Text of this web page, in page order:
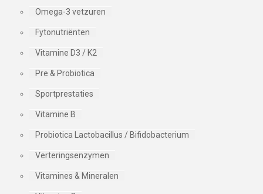
Omega-3 vetzuren
Fytonutriënten
Vitamine D3 / K2
Pre & Probiotica
Sportprestaties
Vitamine B
Probiotica Lactobacillus / Bifidobacterium
Verteringsenzymen
Vitamines & Mineralen